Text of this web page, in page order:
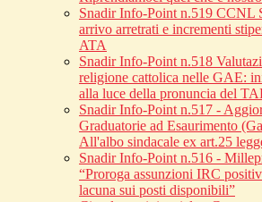
Snadir Info-Point n.519 CCNL
arrivo arretrati e incrementi
ATA
Snadir Info-Point n.518
religione cattolica nelle GAE:
alla luce della pronuncia del
Snadir Info-Point n.517 -
Graduatorie ad Esaurimento
All'albo sindacale ex art.25
Snadir Info-Point n.516 -
“Proroga assunzioni IRC
lacuna sui posti disponibili”